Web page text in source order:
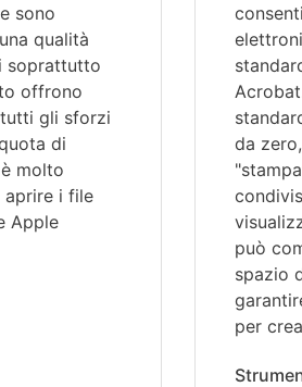
sono
qualità
soprattutto
offrono
gli sforzi
di
molto
aprire i file
Apple
da
può
spazio
per